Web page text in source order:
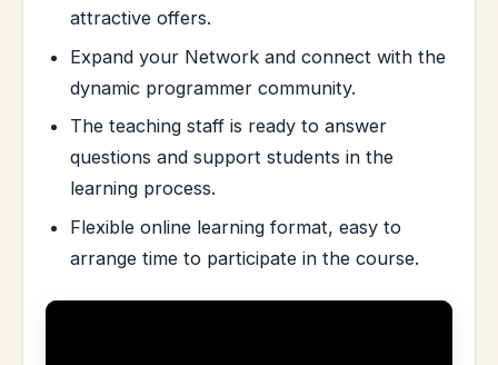
attractive offers.
Expand your Network and connect with the
dynamic programmer community.
The teaching staff is ready to answer
questions and support students in the
learning process.
Flexible online learning format, easy to
arrange time to participate in the course.